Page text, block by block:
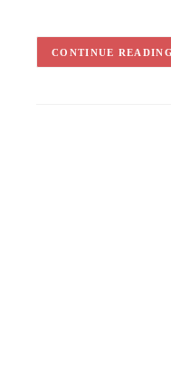
CONTINUE READING